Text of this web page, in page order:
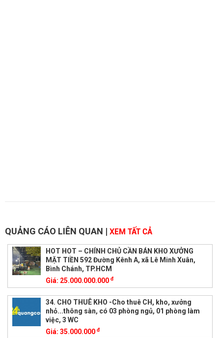
QUẢNG CÁO LIÊN QUAN | XEM TẤT CẢ
HOT HOT – CHÍNH CHỦ CẦN BÁN KHO XƯỞNG
MẶT TIỀN 592 Đường Kênh A, xã Lê Minh Xuân,
Bình Chánh, TP.HCM
Giá: 25.000.000.000 đ
34. CHO THUÊ KHO -Cho thuê CH, kho, xưởng
nhỏ...thông sàn, có 03 phòng ngủ, 01 phòng làm
việc, 3 WC
Giá: 35.000.000 đ